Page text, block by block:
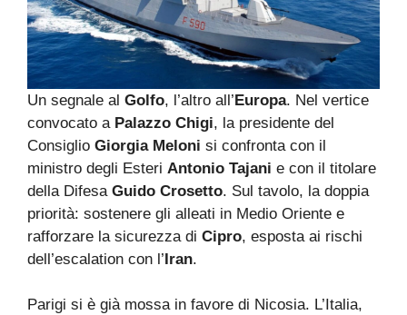
Un segnale al Golfo, l’altro all’Europa. Nel vertice
convocato a Palazzo Chigi, la presidente del
Consiglio Giorgia Meloni si confronta con il
ministro degli Esteri Antonio Tajani e con il titolare
della Difesa Guido Crosetto. Sul tavolo, la doppia
priorità: sostenere gli alleati in Medio Oriente e
rafforzare la sicurezza di Cipro, esposta ai rischi
dell’escalation con l’Iran.
Parigi si è già mossa in favore di Nicosia. L’Italia,